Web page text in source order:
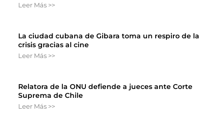
Leer Más >>
La ciudad cubana de Gibara toma un respiro de la
crisis gracias al cine
Leer Más >>
Relatora de la ONU defiende a jueces ante Corte
Suprema de Chile
Leer Más >>